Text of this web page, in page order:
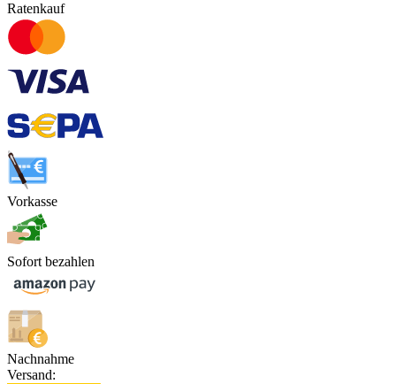
Ratenkauf
Vorkasse
Sofort bezahlen
Nachnahme
Versand: